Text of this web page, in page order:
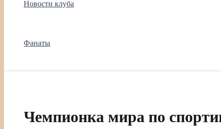
Новости клуба
Фанаты
Чемпионка мира по